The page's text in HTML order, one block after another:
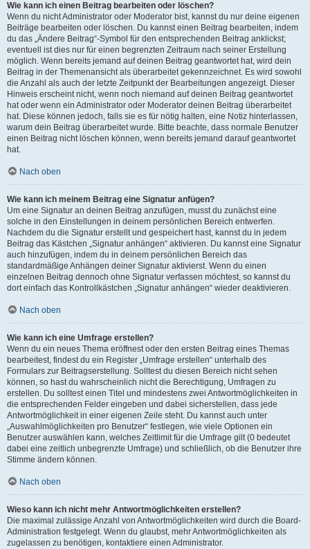
Wie kann ich einen Beitrag bearbeiten oder löschen?
Wenn du nicht Administrator oder Moderator bist, kannst du nur deine eigenen
Beiträge bearbeiten oder löschen. Du kannst einen Beitrag bearbeiten, indem
du das „Ändere Beitrag“-Symbol für den entsprechenden Beitrag anklickst;
eventuell ist dies nur für einen begrenzten Zeitraum nach seiner Erstellung
möglich. Wenn bereits jemand auf deinen Beitrag geantwortet hat, wird dein
Beitrag in der Themenansicht als überarbeitet gekennzeichnet. Es wird sowohl
die Anzahl als auch der letzte Zeitpunkt der Bearbeitungen angezeigt. Dieser
Hinweis erscheint nicht, wenn noch niemand auf deinen Beitrag geantwortet
hat oder wenn ein Administrator oder Moderator deinen Beitrag überarbeitet
hat. Diese können jedoch, falls sie es für nötig halten, eine Notiz hinterlassen,
warum dein Beitrag überarbeitet wurde. Bitte beachte, dass normale Benutzer
einen Beitrag nicht löschen können, wenn bereits jemand darauf geantwortet
hat.
Nach oben
Wie kann ich meinem Beitrag eine Signatur anfügen?
Um eine Signatur an deinen Beitrag anzufügen, musst du zunächst eine
solche in den Einstellungen in deinem persönlichen Bereich entwerfen.
Nachdem du die Signatur erstellt und gespeichert hast, kannst du in jedem
Beitrag das Kästchen „Signatur anhängen“ aktivieren. Du kannst eine Signatur
auch hinzufügen, indem du in deinem persönlichen Bereich das
standardmäßige Anhängen deiner Signatur aktivierst. Wenn du einen
einzelnen Beitrag dennoch ohne Signatur verfassen möchtest, so kannst du
dort einfach das Kontrollkästchen „Signatur anhängen“ wieder deaktivieren.
Nach oben
Wie kann ich eine Umfrage erstellen?
Wenn du ein neues Thema eröffnest oder den ersten Beitrag eines Themas
bearbeitest, findest du ein Register „Umfrage erstellen“ unterhalb des
Formulars zur Beitragserstellung. Solltest du diesen Bereich nicht sehen
können, so hast du wahrscheinlich nicht die Berechtigung, Umfragen zu
erstellen. Du solltest einen Titel und mindestens zwei Antwortmöglichkeiten in
die entsprechenden Felder eingeben und dabei sicherstellen, dass jede
Antwortmöglichkeit in einer eigenen Zeile steht. Du kannst auch unter
„Auswahlmöglichkeiten pro Benutzer“ festlegen, wie viele Optionen ein
Benutzer auswählen kann, welches Zeitlimit für die Umfrage gilt (0 bedeutet
dabei eine zeitlich unbegrenzte Umfrage) und schließlich, ob die Benutzer ihre
Stimme ändern können.
Nach oben
Wieso kann ich nicht mehr Antwortmöglichkeiten erstellen?
Die maximal zulässige Anzahl von Antwortmöglichkeiten wird durch die Board-
Administration festgelegt. Wenn du glaubst, mehr Antwortmöglichkeiten als
zugelassen zu benötigen, kontaktiere einen Administrator.